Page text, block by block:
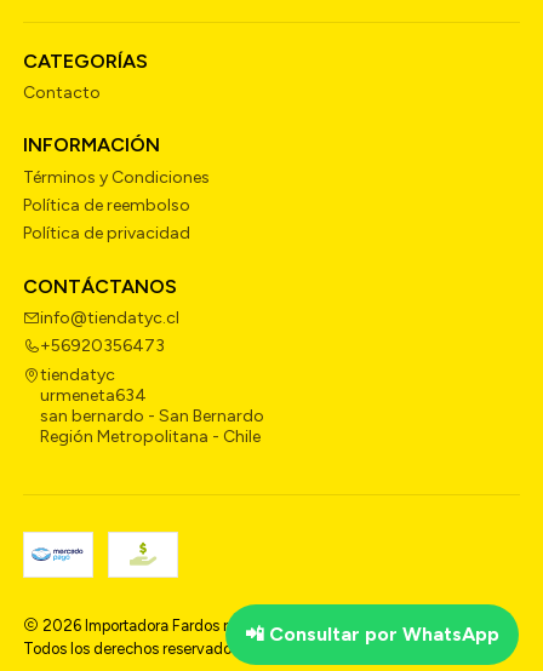
CATEGORÍAS
Contacto
INFORMACIÓN
Términos y Condiciones
Política de reembolso
Política de privacidad
CONTÁCTANOS
info@tiendatyc.cl
+56920356473
tiendatyc
urmeneta634
san bernardo - San Bernardo
Región Metropolitana - Chile
2026 Importadora Fardos ropa Americana En Chile - Tienda Tyc .
Todos los derechos reservados.
📲 Consultar por WhatsApp